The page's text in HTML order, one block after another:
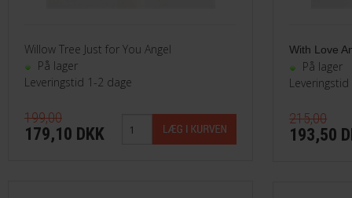
Willow Tree Just for You Angel
På lager
Leveringstid 1-2 dage
199,00
179,10 DKK
With Love
På lager
215,00
193,50